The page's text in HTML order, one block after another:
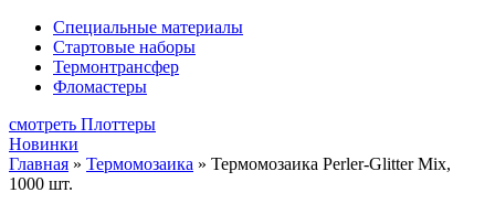
Специальные материалы
Стартовые наборы
Термонтрансфер
Фломастеры
смотреть Плоттеры
Новинки
Главная » Термомозаика » Термомозаика Perler-Glitter Mix,
1000 шт.